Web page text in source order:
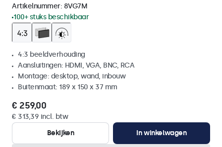
Artikelnummer: 8VG7M
100+ stuks beschikbaar
4:3 beeldverhouding
Aansluitingen: HDMI, VGA, BNC, RCA
Montage: desktop, wand, inbouw
Buitenmaat: 189 x 150 x 37 mm
€ 259,00
€ 313,39 incl. btw
Bekijken
In winkelwagen